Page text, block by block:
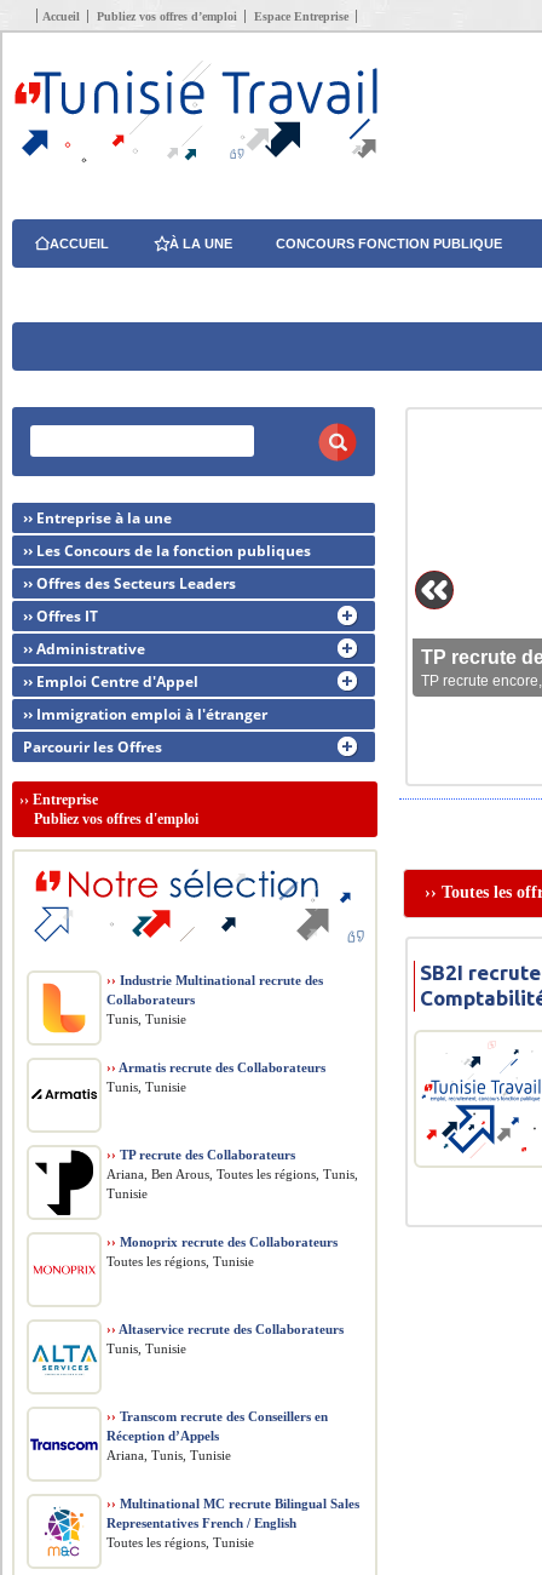
Accueil Publiez vos offres d’emploi Espace Entreprise
ACCUEIL À LA UNE CONCOURS FONCTION PUBLIQUE
TP recrute
TP recrute
›› Toutes les
SB2I
›› Entreprise à la une
›› Les Concours de la fonction publiques
›› Offres des Secteurs Leaders
›› Offres IT
›› Administrative
›› Emploi Centre d'Appel
›› Immigration emploi à l'étranger
Parcourir les Offres
››Entreprise
Publiez vos offres d'emploi
›› Industrie Multinational recrute des
Collaborateurs
Tunis, Tunisie
›› Armatis recrute des Collaborateurs
Tunis, Tunisie
›› TP recrute des Collaborateurs
Ariana, Ben Arous, Toutes les régions, Tunis,
Tunisie
›› Monoprix recrute des Collaborateurs
Toutes les régions, Tunisie
›› Altaservice recrute des Collaborateurs
Tunis, Tunisie
›› Transcom recrute des Conseillers en
Réception d’Appels
Ariana, Tunis, Tunisie
›› Multinational MC recrute Bilingual Sales
Representatives French / English
Toutes les régions, Tunisie